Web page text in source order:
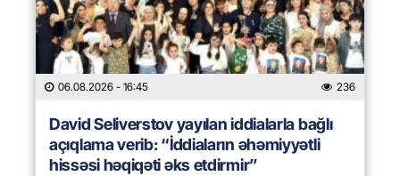
06.08.2026 - 16:45 236
David Seliverstov yayılan iddialarla bağlı
açıqlama verib: “İddiaların əhəmiyyətli
hissəsi həqiqəti əks etdirmir”